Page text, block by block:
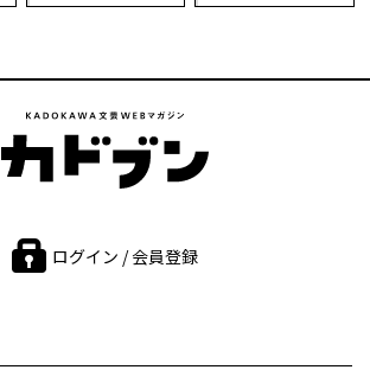
ログイン / 会員登録